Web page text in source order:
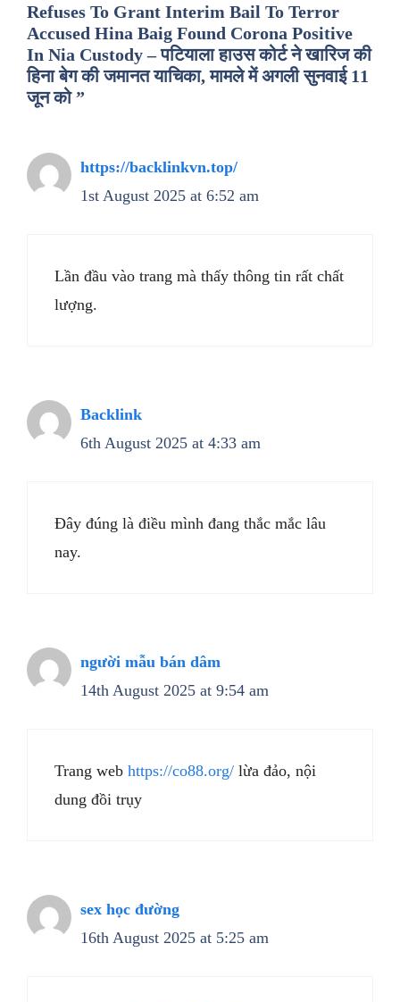
Refuses To Grant Interim Bail To Terror
Accused Hina Baig Found Corona Positive
In Nia Custody – पटियाला हाउस कोर्ट ने खारिज की
हिना बेग की जमानत याचिका, मामले में अगली सुनवाई 11
जून को ”
https://backlinkvn.top/
1st August 2025 at 6:52 am
Lần đầu vào trang mà thấy thông tin rất chất
lượng.
Backlink
6th August 2025 at 4:33 am
Đây đúng là điều mình đang thắc mắc lâu
nay.
người mẫu bán dâm
14th August 2025 at 9:54 am
Trang web https://co88.org/ lừa đảo, nội
dung đồi trụy
sex học đường
16th August 2025 at 5:25 am